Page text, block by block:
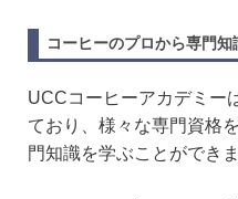
コーヒーのプロから専門知
UCCコーヒーアカデミー
ており、様々な専門資格
門知識を学ぶことができま